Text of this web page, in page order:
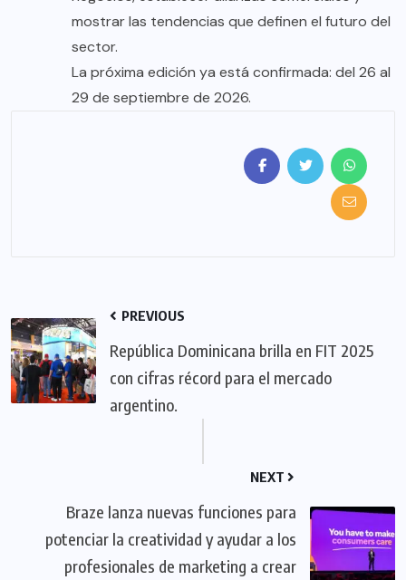
mostrar las tendencias que definen el futuro del
sector.
La próxima edición ya está confirmada: del 26 al
29 de septiembre de 2026.
PREVIOUS
República Dominicana brilla en FIT 2025
con cifras récord para el mercado
argentino.
NEXT
Braze lanza nuevas funciones para
potenciar la creatividad y ayudar a los
profesionales de marketing a crear